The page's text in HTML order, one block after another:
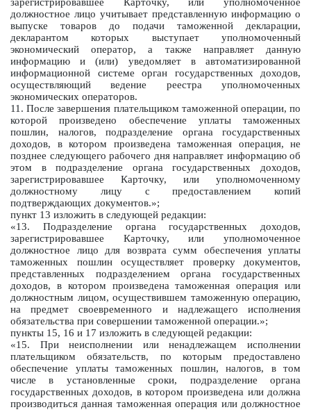
должностное лицо учитывает представленную информацию о
выпуске товаров до подачи таможенной декларации,
декларантом которых выступает уполномоченный
экономический оператор, а также направляет данную
информацию и (или) уведомляет в автоматизированной
информационной системе орган государственных доходов,
осуществляющий ведение реестра уполномоченных
экономических операторов.
11. После завершения плательщиком таможенной операции, по
которой произведено обеспечение уплаты таможенных
пошлин, налогов, подразделение органа государственных
доходов, в котором произведена таможенная операция, не
позднее следующего рабочего дня направляет информацию об
этом в подразделение органа государственных доходов,
зарегистрировавшее Карточку, или уполномоченному
должностному лицу с предоставлением копий
подтверждающих документов.»;
пункт 13 изложить в следующей редакции:
«13. Подразделение органа государственных доходов,
зарегистрировавшее Карточку, или уполномоченное
должностное лицо для возврата сумм обеспечения уплаты
таможенных пошлин осуществляет проверку документов,
представленных подразделением органа государственных
доходов, в котором произведена таможенная операция или
должностным лицом, осуществившем таможенную операцию,
на предмет своевременного и надлежащего исполнения
обязательства при совершении таможенной операции.»;
пункты 15, 16 и 17 изложить в следующей редакции:
«15. При неисполнении или ненадлежащем исполнении
плательщиком обязательств, по которым предоставлено
обеспечение уплаты таможенных пошлин, налогов, в том
числе в установленные сроки, подразделение органа
государственных доходов, в котором произведена или должна
производиться данная таможенная операция или должностное